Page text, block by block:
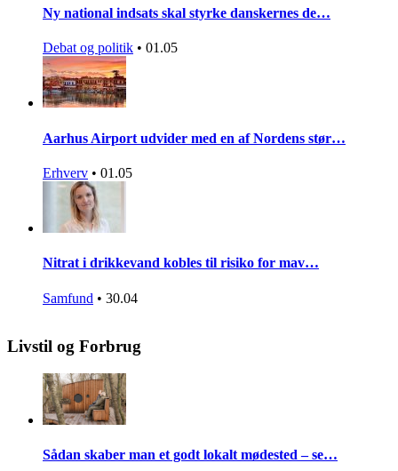
Ny national indsats skal styrke danskernes de…
Debat og politik • 01.05
Aarhus Airport udvider med en af Nordens stør…
Erhverv • 01.05
Nitrat i drikkevand kobles til risiko for mav…
Samfund • 30.04
Livstil og Forbrug
Sådan skaber man et godt lokalt mødested – se…